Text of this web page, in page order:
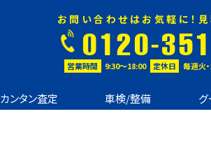
お問い合わせはお気軽に！
0120-
営業時間 9:30〜18:00 定休日 毎週火
カンタン査定 車検/整備